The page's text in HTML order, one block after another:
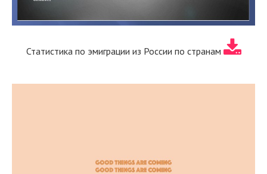
Статистика по эмиграции из России по странам